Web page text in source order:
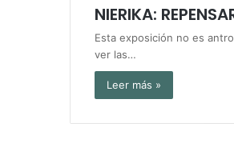
NIERIKA:
Esta exposición no es
ver las…
Leer más »